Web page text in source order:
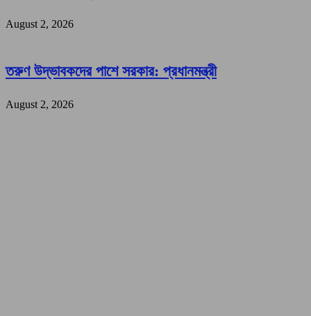
August 2, 2026
তরুণ উদ্ভাবকদের পাশে সরকার: প্রধানমন্ত্রী
August 2, 2026